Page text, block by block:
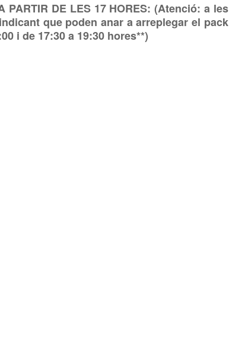
PARTIR DE LES 17 HORES: (Atenció: a les
que poden anar a arreplegar el pack
i de 17:30 a 19:30 hores**)